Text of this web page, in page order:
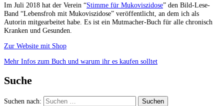
Im Juli 2018 hat der Verein “Stimme für Mukoviszidose” den Bild-Lese-
Band “Lebensfroh mit Mukoviszidose” veröffentlicht, an dem ich als
Autorin mitgearbeitet habe. Es ist ein Mutmacher-Buch für alle chronisch
Kranken und Gesunden.
Zur Website mit Shop
Mehr Infos zum Buch und warum ihr es kaufen solltet
Suche
Suchen nach: